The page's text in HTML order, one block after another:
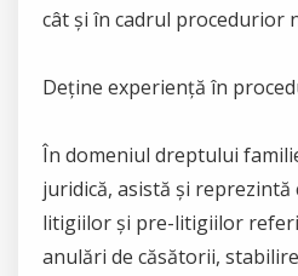
cât și în cadrul procedurior
Deține experiență în
În domeniul dreptului
juridică, asistă și reprezintă
litigiilor și pre-litigiilor
anulări de căsătorii,